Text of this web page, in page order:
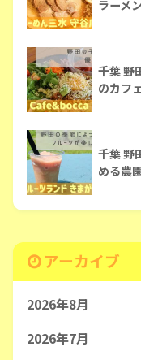
ラーメ
千葉 野
のカフ
千葉 野
める農
アーカイブ
2026年8月
2026年7月